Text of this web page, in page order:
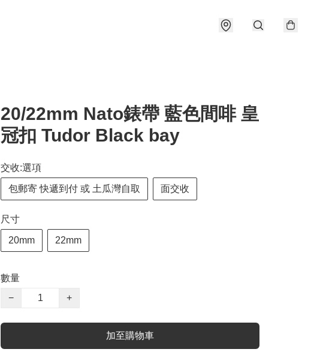
20/22mm Nato錶帶 藍色間啡 皇
冠扣 Tudor Black bay
交收:選項
包郵寄 快遞到付 或 土瓜灣自取 面交收
尺寸
20mm 22mm
數量
−
+
加至購物車